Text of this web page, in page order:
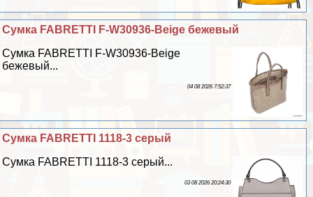
Сумка FABRETTI F-W30936-Beige бежевый
Сумка FABRETTI F-W30936-Beige
бежевый...
04 08 2026 7:52:37
Сумка FABRETTI 1118-3 серый
Сумка FABRETTI 1118-3 серый...
03 08 2026 20:24:30